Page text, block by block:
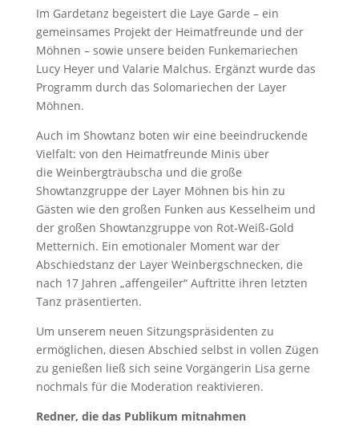
Im Gardetanz begeistert die Laye Garde – ein
gemeinsames Projekt der Heimatfreunde und der
Möhnen – sowie unsere beiden Funkemariechen
Lucy Heyer und Valarie Malchus. Ergänzt wurde das
Programm durch das Solomariechen der Layer
Möhnen.
Auch im Showtanz boten wir eine beeindruckende
Vielfalt: von den Heimatfreunde Minis über
die Weinbergträubscha und die große
Showtanzgruppe der Layer Möhnen bis hin zu
Gästen wie den großen Funken aus Kesselheim und
der großen Showtanzgruppe von Rot-Weiß-Gold
Metternich. Ein emotionaler Moment war der
Abschiedstanz der Layer Weinbergschnecken, die
nach 17 Jahren „affengeiler“ Auftritte ihren letzten
Tanz präsentierten.
Um unserem neuen Sitzungspräsidenten zu
ermöglichen, diesen Abschied selbst in vollen Zügen
zu genießen ließ sich seine Vorgängerin Lisa gerne
nochmals für die Moderation reaktivieren.
Redner, die das Publikum mitnahmen